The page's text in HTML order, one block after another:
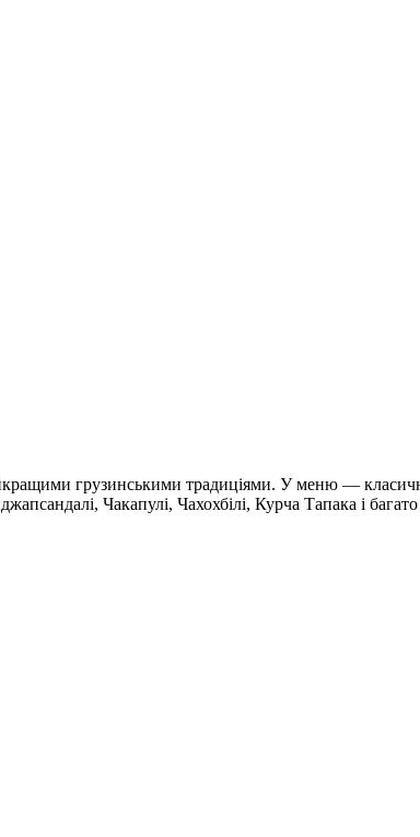
грузинськими традиціями. У меню —
Чакапулі, Чахохбілі, Курча Тапака і багато